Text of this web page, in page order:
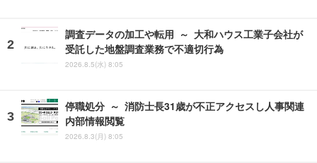
調査データの加工や転用 ～ 大和ハウス工業子会社が
受託した地盤調査業務で不適切行為
2026.8.5(水) 8:05
停職処分 ～ 消防士長31歳が不正アクセスし人事関連
内部情報閲覧
2026.8.3(月) 8:05